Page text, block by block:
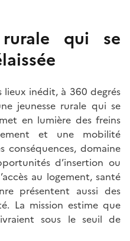
qui se
lieux inédit, à 360 degrés
jeunesse rurale qui se
en lumière des freins
et une mobilité
conséquences, domaine
d’insertion ou
au logement, santé
présentent aussi des
La mission estime que
sous le seuil de